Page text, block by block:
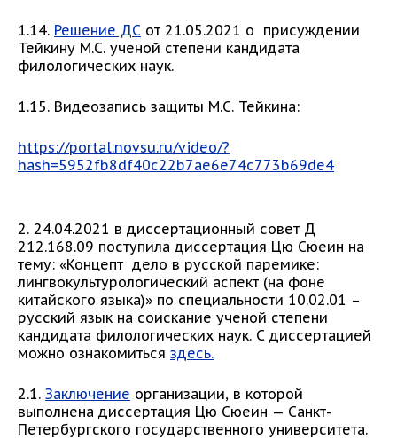
1.14. Решение ДС от 21.05.2021 о присуждении
Тейкину М.С. ученой степени кандидата
филологических наук.
1.15. Видеозапись защиты М.С. Тейкина:
https://portal.novsu.ru/video/?
hash=5952fb8df40c22b7ae6e74c773b69de4
2. 24.04.2021 в диссертационный совет Д
212.168.09 поступила диссертация Цю Сюеин на
тему: «Концепт дело в русской паремике:
лингвокультурологический аспект (на фоне
китайского языка)» по специальности 10.02.01 –
русский язык на соискание ученой степени
кандидата филологических наук. С диссертацией
можно ознакомиться здесь.
2.1. Заключение организации, в которой
выполнена диссертация Цю Сюеин — Санкт-
Петербургского государственного университета.